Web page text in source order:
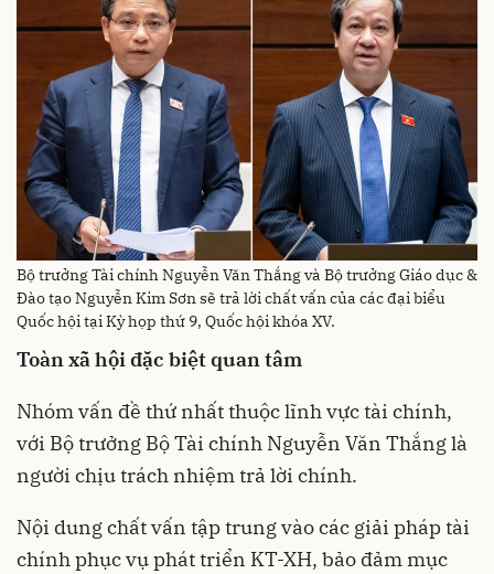
Bộ trưởng Tài chính Nguyễn Văn Thắng và Bộ trưởng Giáo dục &
Đào tạo Nguyễn Kim Sơn sẽ trả lời chất vấn của các đại biểu
Quốc hội tại Kỳ họp thứ 9, Quốc hội khóa XV.
Toàn xã hội đặc biệt quan tâm
Nhóm vấn đề thứ nhất thuộc lĩnh vực tài chính,
với Bộ trưởng Bộ Tài chính Nguyễn Văn Thắng là
người chịu trách nhiệm trả lời chính.
Nội dung chất vấn tập trung vào các giải pháp tài
chính phục vụ phát triển KT-XH, bảo đảm mục